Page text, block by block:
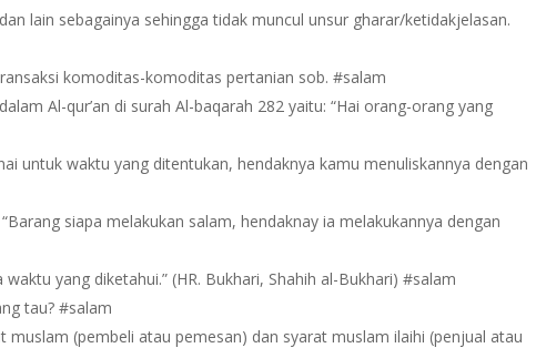
lain sebagainya sehingga tidak muncul unsur gharar/ketidakjelasan.
komoditas-komoditas pertanian sob. #salam
Al-qur’an di surah Al-baqarah 282 yaitu: “Hai orang-orang yang
untuk waktu yang ditentukan, hendaknya kamu menuliskannya dengan
siapa melakukan salam, hendaknay ia melakukannya dengan
yang diketahui.” (HR. Bukhari, Shahih al-Bukhari) #salam
tau? #salam
muslam (pembeli atau pemesan) dan syarat muslam ilaihi (penjual atau